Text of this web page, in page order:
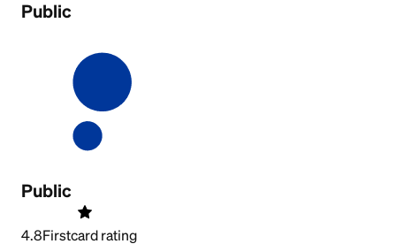
Public
Public
4.8Firstcard rating